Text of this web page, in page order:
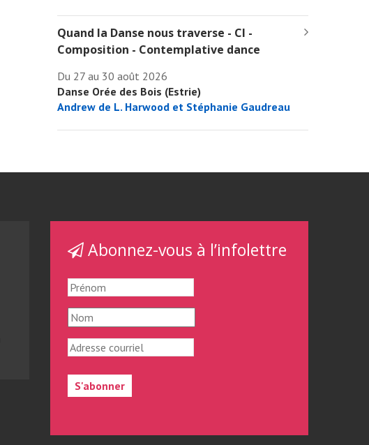
Quand la Danse nous traverse - CI -
Composition - Contemplative dance
Du 27 au 30 août 2026
Danse Orée des Bois (Estrie)
Andrew de L. Harwood et Stéphanie Gaudreau
Abonnez-vous à l’infolettre